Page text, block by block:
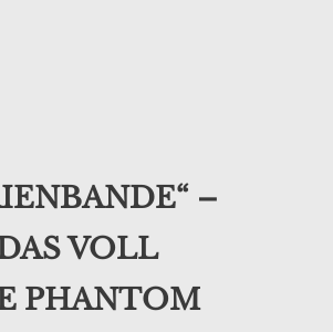
–
VOLL
PHANTOM